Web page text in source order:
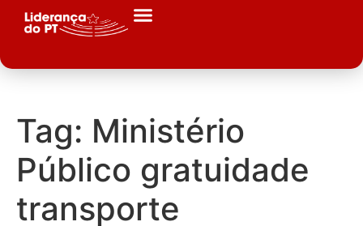
Tag: Ministério
Público gratuidade
transporte